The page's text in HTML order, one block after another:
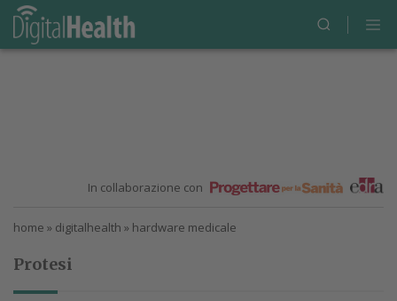
In collaborazione con
home » digitalhealth » hardware medicale
Protesi